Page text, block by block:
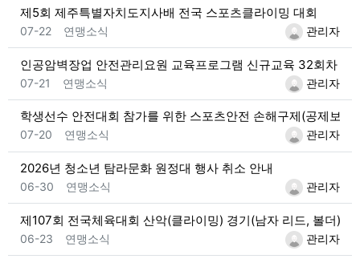
제5회 제주특별자치도지사배 전국 스포츠클라이밍 대회
등록자관리자
등록일
07-22 연맹소식
인공암벽장업 안전관리요원 교육프로그램 신규교육 32회차 개
등록자관리자
등록일
07-21 연맹소식
학생선수 안전대회 참가를 위한 스포츠안전 손해구제(공제보험
등록자관리자
등록일
07-20 연맹소식
2026년 청소년 탐라문화 원정대 행사 취소 안내
등록자관리자
등록일
06-30 연맹소식
제107회 전국체육대회 산악(클라이밍) 경기(남자 리드, 볼더)
등록자관리자
등록일
06-23 연맹소식